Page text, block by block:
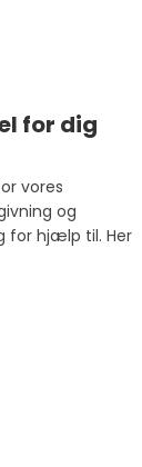
for dig
vores
og
for hjælp til. Her